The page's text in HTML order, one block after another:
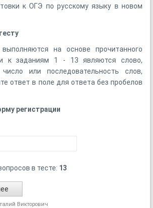
к ОГЭ по русскому языку в новом
на основе прочитанного
к заданиям 1 - 13 являются слово,
число или последовательность слов,
ответ в поле для ответа без пробелов
регистрации
в тесте: 13
Викторович